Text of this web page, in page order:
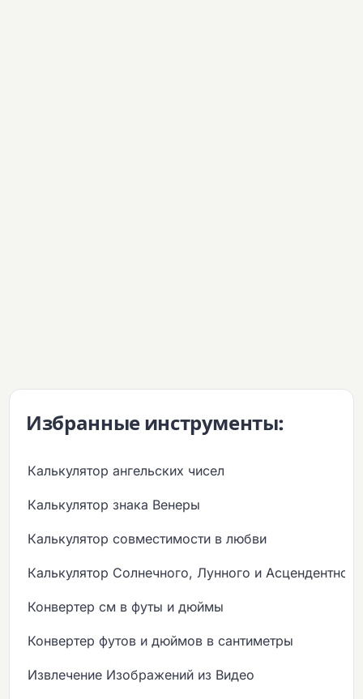
Избранные инструменты:
Калькулятор ангельских чисел
Калькулятор знака Венеры
Калькулятор совместимости в любви
Калькулятор Солнечного, Лунного и
Конвертер см в футы и дюймы
Конвертер футов и дюймов в сантиметры
Извлечение Изображений из Видео